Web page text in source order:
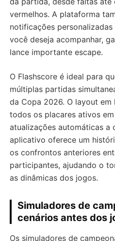
vermelhos. A plataforma
notificações
você deseja acompanhar,
lance importante escape.
O Flashscore é ideal para
múltiplas partidas
da Copa 2026. O layout
todos os placares ativos
atualizações automáticas a
aplicativo oferece um
os confrontos anteriores
participantes, ajudando o
as dinâmicas dos jogos.
Simuladores de
cenários antes dos
Os simuladores de